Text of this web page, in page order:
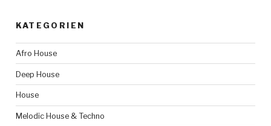
KATEGORIEN
Afro House
Deep House
House
Melodic House & Techno